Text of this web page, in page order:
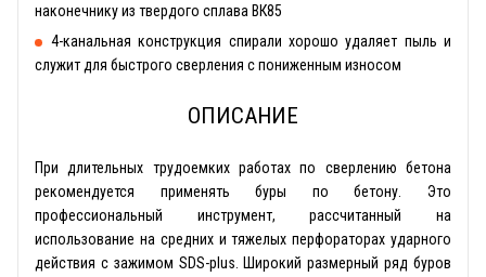
наконечнику из твердого сплава ВК85
4-канальная конструкция спирали хорошо удаляет пыль и
служит для быстрого сверления с пониженным износом
ОПИСАНИЕ
При длительных трудоемких работах по сверлению бетона
рекомендуется применять буры по бетону. Это
профессиональный инструмент, рассчитанный на
использование на средних и тяжелых перфораторах ударного
действия с зажимом SDS-plus. Широкий размерный ряд буров